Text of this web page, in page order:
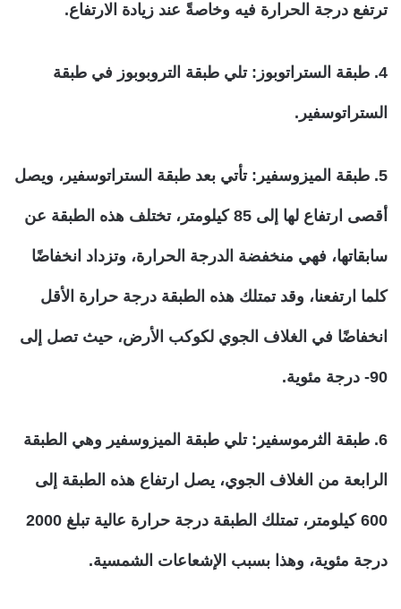
ترتفع درجة الحرارة فيه وخاصةً عند زيادة الارتفاع.
4. طبقة الستراتوبوز: تلي طبقة التروبوبوز في طبقة
الستراتوسفير.
5. طبقة الميزوسفير : تأتي بعد طبقة الستراتوسفير، ويصل
أقصى ارتفاع لها إلى 85 كيلومتر، تختلف هذه الطبقة عن
سابقاتها، فهي منخفضة الدرجة الحرارة، وتزداد انخفاضًا
كلما ارتفعنا، وقد تمتلك هذه الطبقة درجة حرارة الأقل
انخفاضًا في الغلاف الجوي لكوكب الأرض، حيث تصل إلى
90- درجة مئوية.
6. طبقة الثرموسفير : تلي طبقة الميزوسفير وهي الطبقة
الرابعة من الغلاف الجوي، يصل ارتفاع هذه الطبقة إلى
600 كيلومتر، تمتلك الطبقة درجة حرارة عالية تبلغ 2000
درجة مئوية، وهذا بسبب الإشعاعات الشمسية.